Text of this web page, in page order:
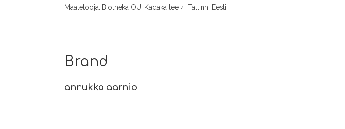
Maaletooja: Biotheka OÜ, Kadaka tee 4, Tallinn, Eesti.
Brand
annukka aarnio